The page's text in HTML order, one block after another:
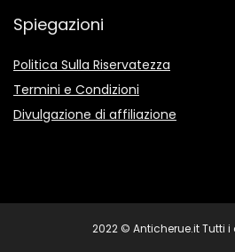
Spiegazioni
Politica Sulla Riservatezza
Termini e Condizioni
Divulgazione di affiliazione
2022 © Anticherue.it Tutti i